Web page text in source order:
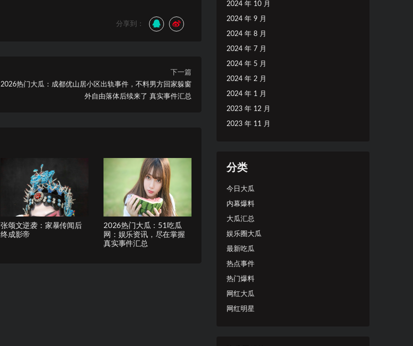
分享到：
下一篇
2026热门大瓜：成都优山居小区出轨事件，不料男方回家躲窗
外自由落体后续来了 真实事件汇总
张颂文逆袭：家暴传闻后
终成影帝
2026热门大瓜：51吃瓜
网：娱乐资讯，尽在掌握
真实事件汇总
2024 年 10 月
2024 年 9 月
2024 年 8 月
2024 年 7 月
2024 年 5 月
2024 年 2 月
2024 年 1 月
2023 年 12 月
2023 年 11 月
分类
今日大瓜
内幕爆料
大瓜汇总
娱乐圈大瓜
最新吃瓜
热点事件
热门爆料
网红大瓜
网红明星